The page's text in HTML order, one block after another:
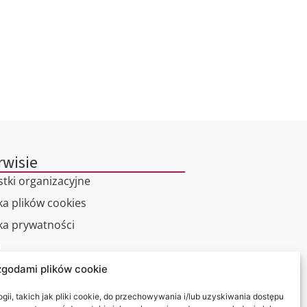
plików cookie
takich jak pliki cookie, do przechowywania i/lub uzyskiwania dostępu
organizacyjne
plików cookies
prywatności
spacer